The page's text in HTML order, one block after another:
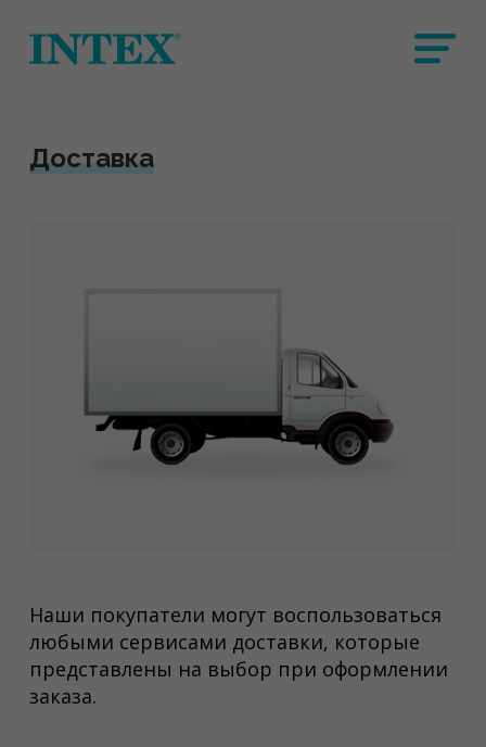
Доставка
Наши покупатели могут воспользоваться
любыми сервисами доставки, которые
представлены на выбор при оформлении
заказа.